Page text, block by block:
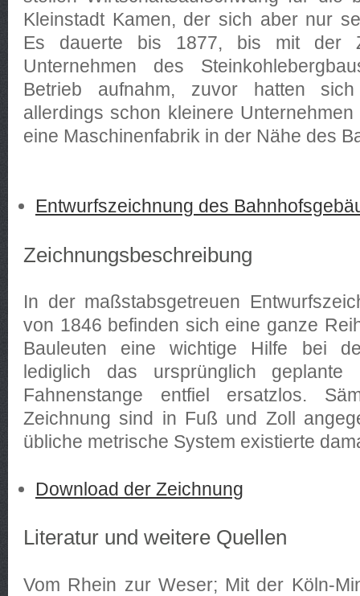
Kleinstadt Kamen, der sich aber nur
Es dauerte bis 1877, bis mit der
Unternehmen des
Betrieb aufnahm, zuvor hatten
allerdings schon kleinere
eine Maschinenfabrik in der Nähe des
Entwurfszeichnung des
Zeichnungsbeschreibung
In der maßstabsgetreuen
von 1846 befinden sich eine ganze
Bauleuten eine wichtige Hilfe bei
lediglich das ursprünglich geplante
Fahnenstange entfiel ersatzlos.
Zeichnung sind in Fuß und Zoll
übliche metrische System existierte
Download der Zeichnung
Literatur und weitere Quellen
Vom Rhein zur Weser; Mit der Köln-